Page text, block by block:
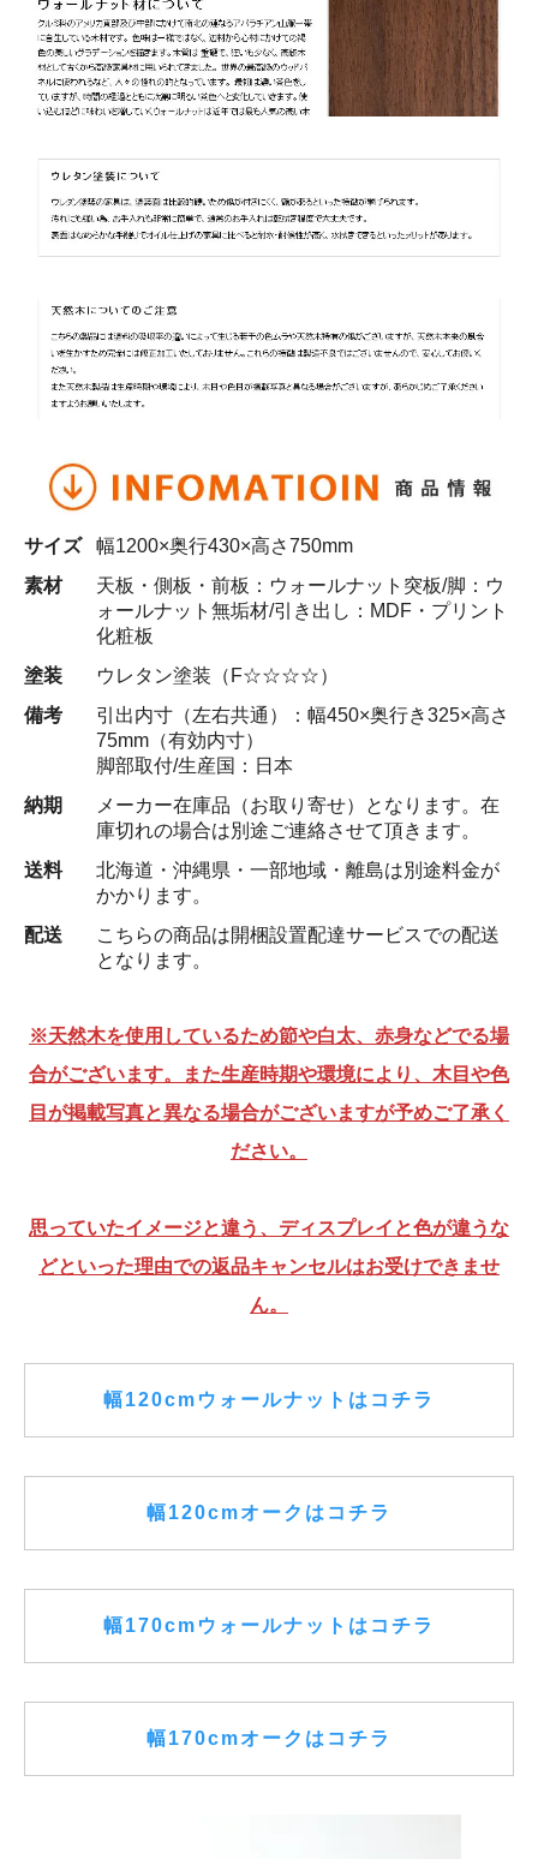
サイズ
幅1200×奥行430×高さ750mm
素材
天板・側板・前板：ウォールナット突板/脚：ウ
ォールナット無垢材/引き出し：MDF・プリント
化粧板
塗装
ウレタン塗装（F☆☆☆☆）
備考
引出内寸（左右共通）：幅450×奥行き325×高さ
75mm（有効内寸）
脚部取付/生産国：日本
納期
メーカー在庫品（お取り寄せ）となります。在
庫切れの場合は別途ご連絡させて頂きます。
送料
北海道・沖縄県・一部地域・離島は別途料金が
かかります。
配送
こちらの商品は開梱設置配達サービスでの配送
となります。
※天然木を使用しているため節や白太、赤身などでる場
合がございます。また生産時期や環境により、木目や色
目が掲載写真と異なる場合がございますが予めご了承く
ださい。
思っていたイメージと違う、ディスプレイと色が違うな
どといった理由での返品キャンセルはお受けできませ
ん。
幅120cmウォールナットはコチラ
幅120cmオークはコチラ
幅170cmウォールナットはコチラ
幅170cmオークはコチラ